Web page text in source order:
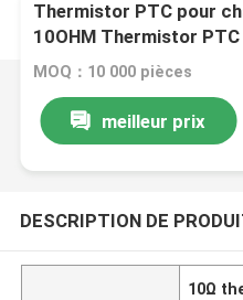
Thermistor PTC pour
10OHM Thermistor
automobiles et les
MOQ：10 000 pièces
meilleur prix
DESCRIPTION DE
10Ω